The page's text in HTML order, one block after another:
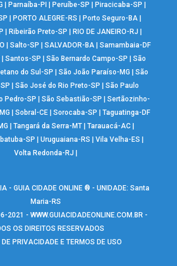
Parnaíba-PI Peruíbe-SP Piracicaba-SP
PORTO ALEGRE-RS Porto Seguro-BA
Ribeirão Preto-SP RIO DE JANEIRO-RJ
Salto-SP SALVADOR-BA| Samambaia-DF
|Santos-SP |São Bernardo Campo-SP |São
do Sul-SP |São João Paraíso-MG |São
|São José do Rio Preto-SP |São Paulo
Pedro-SP |São Sebastião-SP |Sertãozinho-
|Sobral-CE |Sorocaba-SP |Taguatinga-DF
Tangará da Serra-MT| Tarauacá-AC|
SP |Uruguaiana-RS |Vila Velha-ES
Volta Redonda-RJ
- GUIA CIDADE ONLINE ® - UNIDADE: Santa
Maria-RS
2021 -WWW.GUIACIDADEONLINE.COM.BR -
OS DIREITOS RESERVADOS
DE PRIVACIDADE E TERMOS DE USO